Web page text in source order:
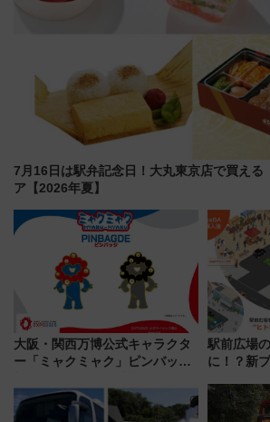
7月16日は駅弁記念日！大丸東京店で買える
ア【2026年夏】
大阪・関西万博公式キャラクタ
ー「ミャクミャク」ピンバッジ
中旬発売
駅前広場
に！？新
マホで簡
どに【JR